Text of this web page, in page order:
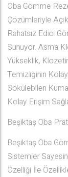
Oba Gömme
Çözümleriyle
Rahatsız Edici
Sunuyor. Asma
Yükseklik,
Temizliğinin
Sökülebilen
Kolay Erişim
Beşiktaş Oba
Beşiktaş Oba
Sistemler
Özelliği İle